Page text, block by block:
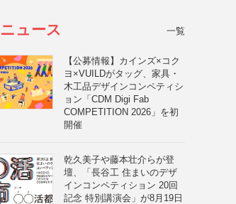
ニュース 一覧
【公募情報】カインズ×コク
ヨ×VUILDがタッグ、家具・
木工品デザインコンペティシ
ョン「CDM Digi Fab
COMPETITION 2026」を初
開催
乾久美子や藤本壮介らが登
壇、「長谷工 住まいのデザ
インコンペティション 20回
記念 特別講演会」が8月19日